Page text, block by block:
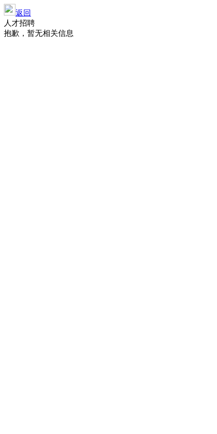
返回
人才招聘
抱歉，暂无相关信息